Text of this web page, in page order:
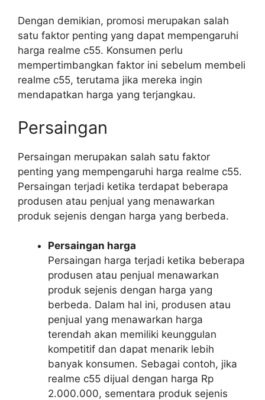
Dengan demikian, promosi merupakan salah
satu faktor penting yang dapat mempengaruhi
harga realme c55. Konsumen perlu
mempertimbangkan faktor ini sebelum membeli
realme c55, terutama jika mereka ingin
mendapatkan harga yang terjangkau.
Persaingan
Persaingan merupakan salah satu faktor
penting yang mempengaruhi harga realme c55.
Persaingan terjadi ketika terdapat beberapa
produsen atau penjual yang menawarkan
produk sejenis dengan harga yang berbeda.
Persaingan harga
Persaingan harga terjadi ketika beberapa
produsen atau penjual menawarkan
produk sejenis dengan harga yang
berbeda. Dalam hal ini, produsen atau
penjual yang menawarkan harga
terendah akan memiliki keunggulan
kompetitif dan dapat menarik lebih
banyak konsumen. Sebagai contoh, jika
realme c55 dijual dengan harga Rp
2.000.000, sementara produk sejenis